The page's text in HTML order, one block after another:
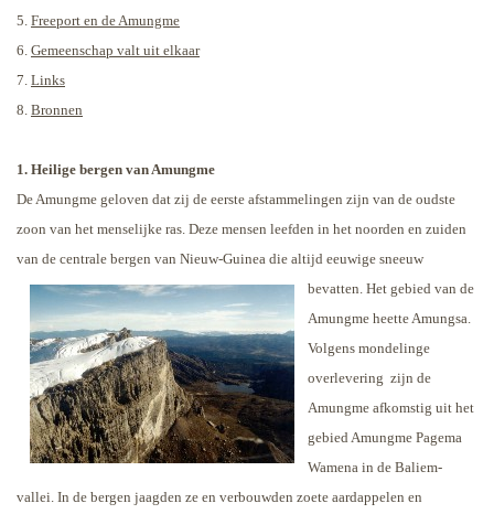
5. Freeport en de Amungme
6. Gemeenschap valt uit elkaar
7. Links
8. Bronnen
1. Heilige bergen van Amungme
De Amungme geloven dat zij de eerste afstammelingen zijn van de oudste
zoon van het menselijke ras. Deze mensen leefden in het noorden en zuiden
van de centrale bergen van Nieuw-Guinea die altijd eeuwige sneeuw
bevatten. Het gebied van de
Amungme heette Amungsa.
Volgens mondelinge
overlevering zijn de
Amungme afkomstig uit het
gebied Amungme Pagema
Wamena in de Baliem-
vallei. In de bergen jaagden ze en verbouwden zoete aardappelen en